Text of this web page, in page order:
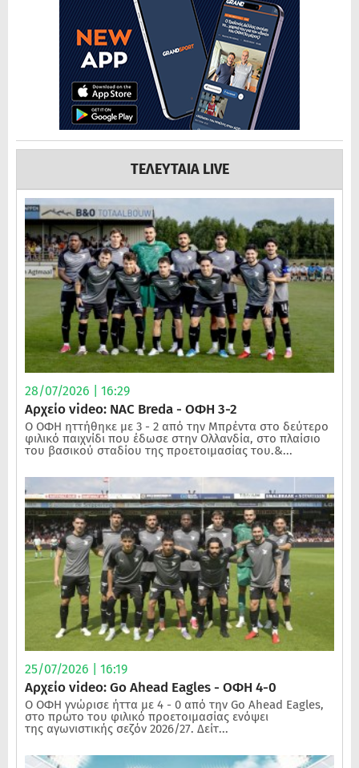
ΤΕΛΕΥΤΑΙΑ LIVE
28/07/2026 | 16:29
Αρχείο video: NAC Breda - ΟΦΗ 3-2
Ο ΟΦΗ ηττήθηκε με 3 - 2 από την Μπρέντα στο δεύτερο
φιλικό παιχνίδι που έδωσε στην Ολλανδία, στο πλαίσιο
του βασικού σταδίου της προετοιμασίας του.&...
25/07/2026 | 16:19
Αρχείο video: Go Ahead Eagles - ΟΦΗ 4-0
Ο ΟΦΗ γνώρισε ήττα με 4 - 0 από την Go Ahead Eagles,
στο πρώτο του φιλικό προετοιμασίας ενόψει
της αγωνιστικής σεζόν 2026/27. Δείτ...